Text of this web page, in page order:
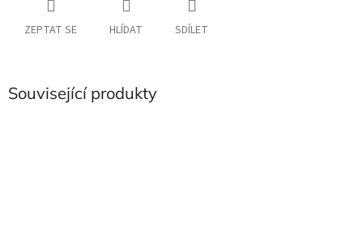
ZEPTAT SE HLÍDAT SDÍLET
Související produkty